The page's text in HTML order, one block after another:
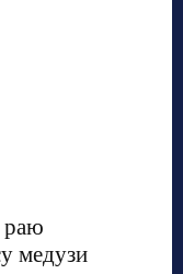
раю
медузи